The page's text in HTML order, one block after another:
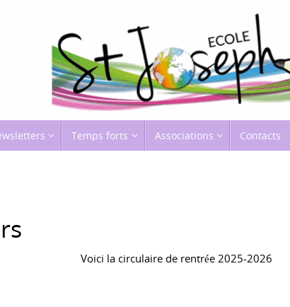
Temps forts Associations Contacts
Voici la circulaire de rentrée 2025-2026